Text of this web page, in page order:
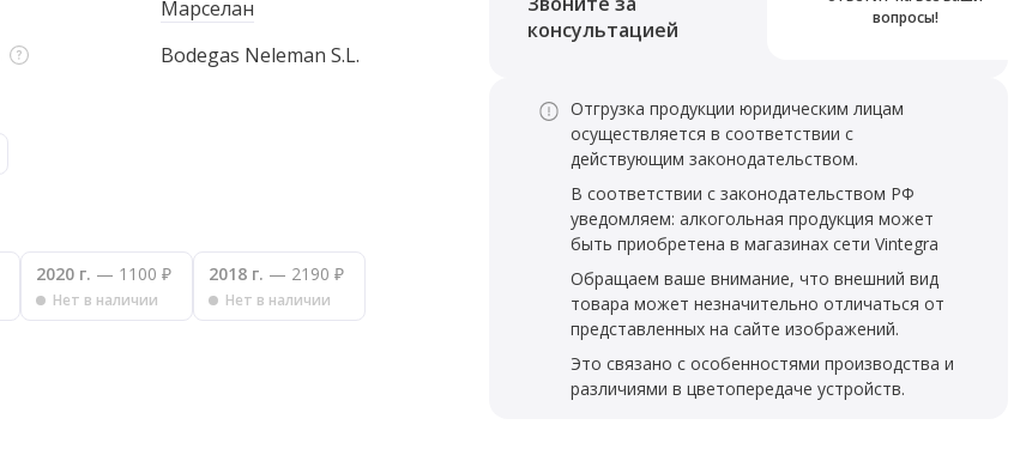
Марселан
Bodegas Neleman S.L.
2020 г. — 1100 ₽
Нет в наличии
2018 г. — 2190 ₽
Нет в наличии
консультацией
вопросы!
Отгрузка продукции юридическим лицам
осуществляется в соответствии с
действующим законодательством.
В соответствии с законодательством РФ
уведомляем: алкогольная продукция может
быть приобретена в магазинах сети Vintegra
Обращаем ваше внимание, что внешний вид
товара может незначительно отличаться от
представленных на сайте изображений.
Это связано с особенностями производства и
различиями в цветопередаче устройств.